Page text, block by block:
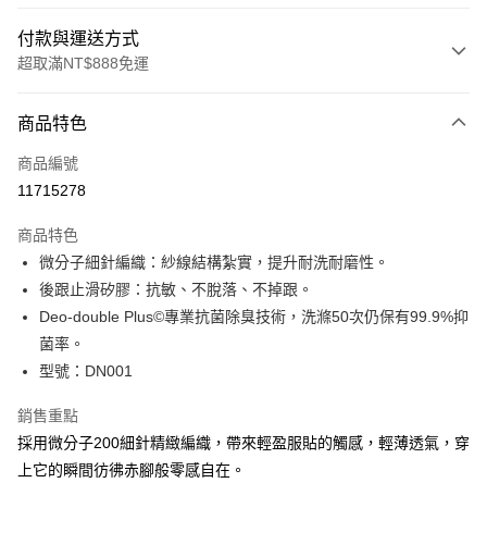
付款與運送方式
超取滿NT$888免運
信用卡一次付款
超商取貨付款
Apple Pay
ATM付款
運送方式
每筆NT$100，滿NT$888(含以上)免運費
付款後全家取貨
商品特色
商品編號
11715278
商品特色
微分子細針編織：紗線結構紮實，提升耐洗耐磨性。
後跟止滑矽膠：抗敏、不脫落、不掉跟。
Deo-double Plus©專業抗菌除臭技術，洗滌50次仍保有99.9%抑
菌率。
型號：DN001
銷售重點
採用微分子200細針精緻編織，帶來輕盈服貼的觸感，輕薄透氣，穿
上它的瞬間彷彿赤腳般零感自在。